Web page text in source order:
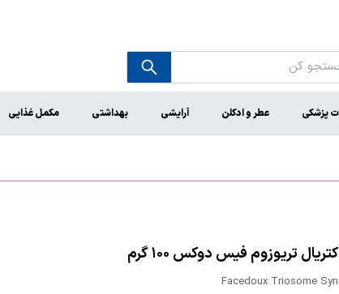
پزشکی عطر و ادکلن آرایشی بهداشتی مکمل غذایی
تریوزوم فیس دوکس ۱۰۰ گرم
Facedoux Triosome